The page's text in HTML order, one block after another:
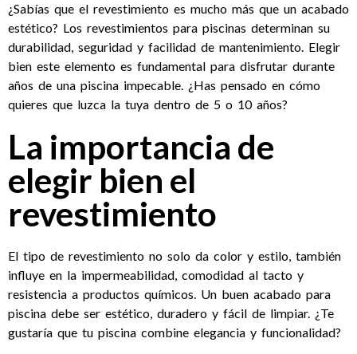
¿Sabías que el revestimiento es mucho más que un acabado
estético? Los revestimientos para piscinas determinan su
durabilidad, seguridad y facilidad de mantenimiento. Elegir
bien este elemento es fundamental para disfrutar durante
años de una piscina impecable. ¿Has pensado en cómo
quieres que luzca la tuya dentro de 5 o 10 años?
La importancia de
elegir bien el
revestimiento
El tipo de revestimiento no solo da color y estilo, también
influye en la impermeabilidad, comodidad al tacto y
resistencia a productos químicos. Un buen acabado para
piscina debe ser estético, duradero y fácil de limpiar. ¿Te
gustaría que tu piscina combine elegancia y funcionalidad?